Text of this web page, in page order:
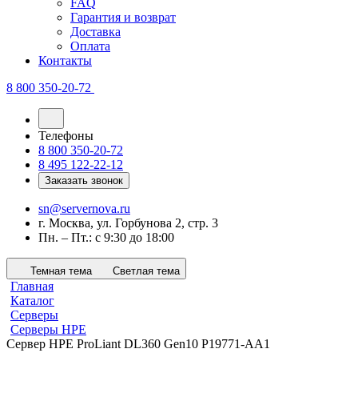
FAQ
Гарантия и возврат
Доставка
Оплата
Контакты
8 800 350-20-72
Телефоны
8 800 350-20-72
8 495 122-22-12
Заказать звонок
sn@servernova.ru
г. Москва, ул. Горбунова 2, стр. 3
Пн. – Пт.: с 9:30 до 18:00
Темная тема Светлая тема
Главная
Каталог
Серверы
Серверы HPE
Сервер HPE ProLiant DL360 Gen10 P19771-AA1